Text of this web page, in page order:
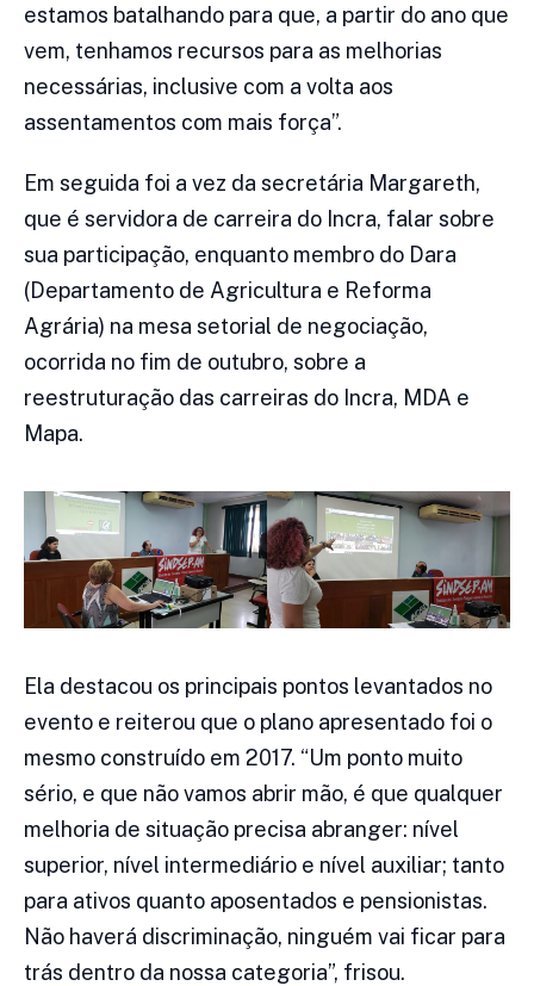
estamos batalhando para que, a partir do ano que
vem, tenhamos recursos para as melhorias
necessárias, inclusive com a volta aos
assentamentos com mais força”.
Em seguida foi a vez da secretária Margareth,
que é servidora de carreira do Incra, falar sobre
sua participação, enquanto membro do Dara
(Departamento de Agricultura e Reforma
Agrária) na mesa setorial de negociação,
ocorrida no fim de outubro, sobre a
reestruturação das carreiras do Incra, MDA e
Mapa.
Ela destacou os principais pontos levantados no
evento e reiterou que o plano apresentado foi o
mesmo construído em 2017. “Um ponto muito
sério, e que não vamos abrir mão, é que qualquer
melhoria de situação precisa abranger: nível
superior, nível intermediário e nível auxiliar; tanto
para ativos quanto aposentados e pensionistas.
Não haverá discriminação, ninguém vai ficar para
trás dentro da nossa categoria”, frisou.